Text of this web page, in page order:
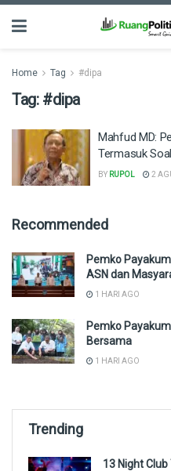
Home Tag #dipa
Tag: #dipa
Mahfud MD:
Termasuk
BY RUPOL 2
Recommended
Pemko
ASN dan
1 HARI AGO
Pemko
Bersama
1 HARI AGO
Trending
13 Night